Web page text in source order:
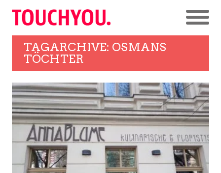
TAGARCHIVE: OSMANS
TÖCHTER